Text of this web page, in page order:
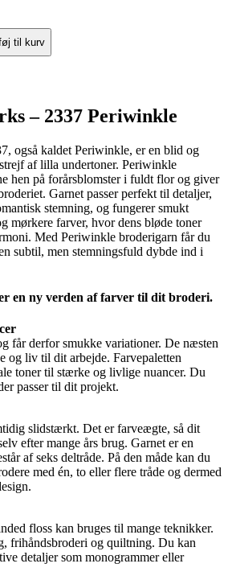
til kurv
– 2337 Periwinkle
også kaldet Periwinkle, er en blid og
af lilla undertoner. Periwinkle
hen på forårsblomster i fuldt flor og giver
Garnet passer perfekt til detaljer,
stemning, og fungerer smukt
mørkere farver, hvor dens bløde toner
Med Periwinkle broderigarn får du
subtil, men stemningsfuld dybde ind i
en ny verden af farver til dit broderi.
får derfor smukke variationer. De næsten
og liv til dit arbejde. Farvepaletten
toner til stærke og livlige nuancer. Du
passer til dit projekt.
slidstærkt. Det er farveægte, så dit
efter mange års brug. Garnet er en
af seks deltråde. På den måde kan du
med én, to eller flere tråde og dermed
floss kan bruges til mange teknikker.
frihåndsbroderi og quiltning. Du kan
detaljer som monogrammer eller